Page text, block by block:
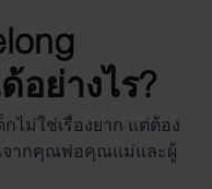
ด้อย่างไร?
กไม่ใช่เรื่องยาก แต่ต้อง
จากคุณพ่อคุณแม่และผู้